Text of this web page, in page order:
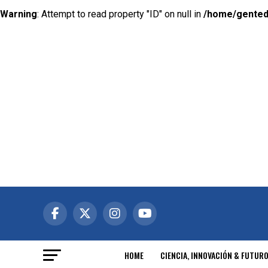
Warning: Attempt to read property "ID" on null in /home/
HOME CIENCIA, INNOVACIÓN & FUTURO